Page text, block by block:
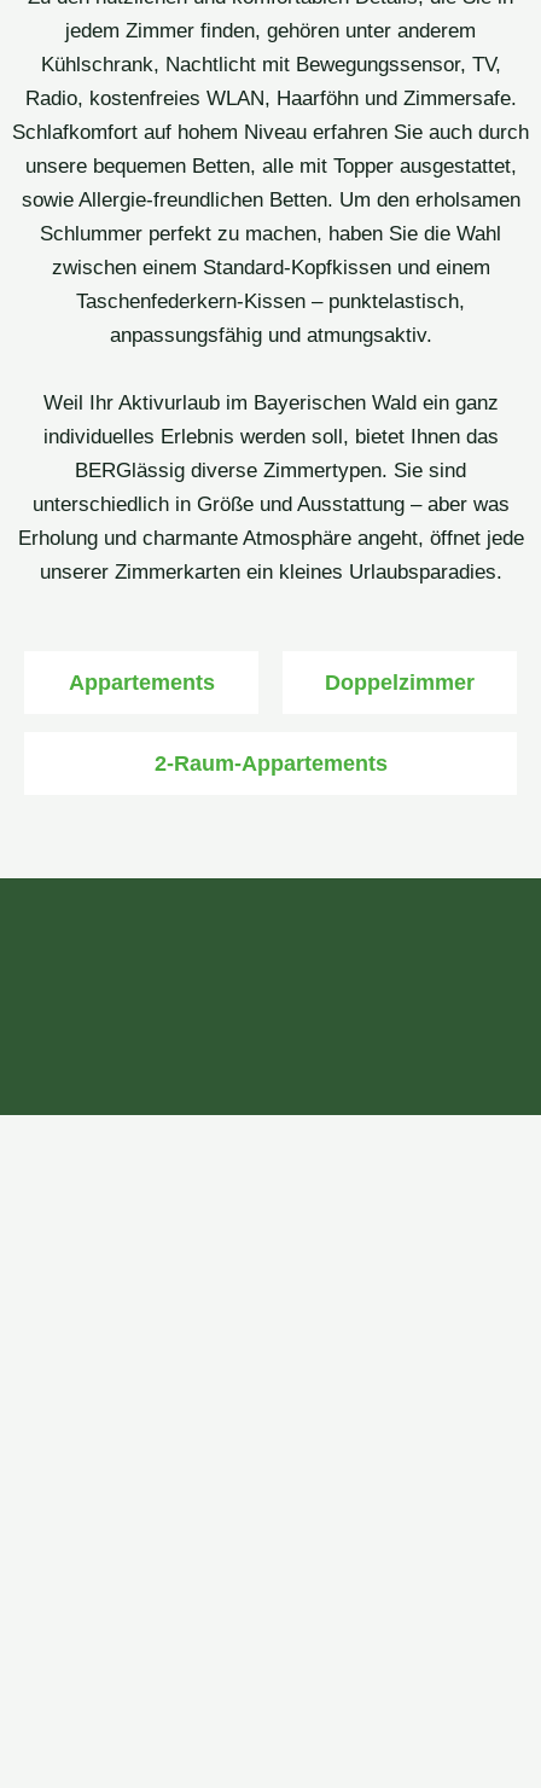
jedem Zimmer finden, gehören unter anderem
Kühlschrank, Nachtlicht mit Bewegungssensor, TV,
Radio, kostenfreies WLAN, Haarföhn und Zimmersafe.
Schlafkomfort auf hohem Niveau erfahren Sie auch durch
unsere bequemen Betten, alle mit Topper ausgestattet,
sowie Allergie-freundlichen Betten. Um den erholsamen
Schlummer perfekt zu machen, haben Sie die Wahl
zwischen einem Standard-Kopfkissen und einem
Taschenfederkern-Kissen – punktelastisch,
anpassungsfähig und atmungsaktiv.
Weil Ihr Aktivurlaub im Bayerischen Wald ein ganz
individuelles Erlebnis werden soll, bietet Ihnen das
BERGlässig diverse Zimmertypen. Sie sind
unterschiedlich in Größe und Ausstattung – aber was
Erholung und charmante Atmosphäre angeht, öffnet jede
unserer Zimmerkarten ein kleines Urlaubsparadies.
Appartements Doppelzimmer
2-Raum-Appartements